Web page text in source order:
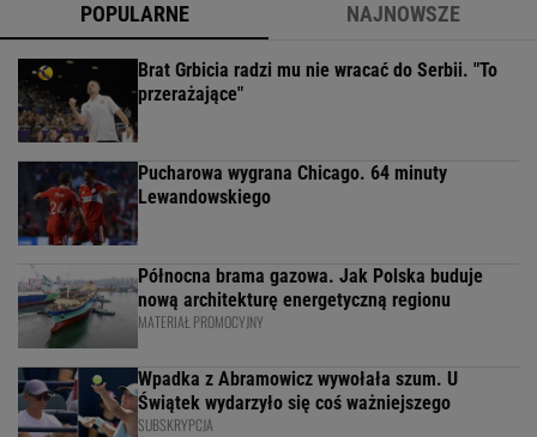
POPULARNE NAJNOWSZE
Brat Grbicia radzi mu nie wracać do Serbii. "To
przerażające"
Pucharowa wygrana Chicago. 64 minuty
Lewandowskiego
Północna brama gazowa. Jak Polska buduje
nową architekturę energetyczną regionu
MATERIAŁ PROMOCYJNY
Wpadka z Abramowicz wywołała szum. U
Świątek wydarzyło się coś ważniejszego
SUBSKRYPCJA